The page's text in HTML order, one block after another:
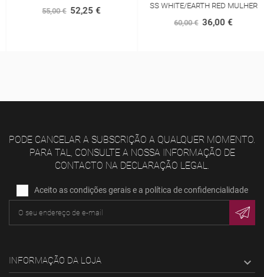
55,00 € 52,25 €
SS WHITE/EARTH RED MULHER
60,00 € 36,00 €
PODE CANCELAR A SUBSCRIÇÃO A QUALQUER MOMENTO.
PARA TAL, CONSULTE A NOSSA INFORMAÇÃO DE
CONTACTO NA DECLARAÇÃO LEGAL.
Aceito as condições gerais e a política de confidencialidade
INFORMAÇÃO DA LOJA 